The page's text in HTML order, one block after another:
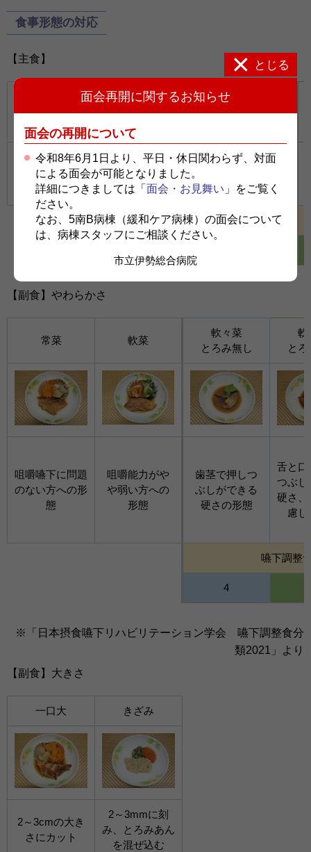
面会再開に関するお知らせ
とじる
面会の再開について
令和8年6月1日より、平日・休日関わらず、対面
による面会が可能となりました。
詳細につきましては「 面会・お見舞い 」をご覧く
ださい。
なお、5南B病棟（緩和ケア病棟）の面会について
は、病棟スタッフにご相談ください。
市立伊勢総合病院
食事形態の対応
【主食】
ご飯 軟飯 全粥 5分粥
【副食】やわらかさ
常菜 軟菜
軟々菜
とろみ無し
軟
と
咀嚼嚥下に問題
のない方への形
態
咀嚼能力がや
や弱い方への
形態
歯茎で押しつ
ぶしができる
硬さの形態
舌と口
つぶ
硬さ、
慮
嚥下調整
4
※「日本摂食嚥下リハビリテーション学会 嚥下調整食分
類2021」より
【副食】大きさ
一口大 きざみ
2～3cmの大き
さにカット
2～3mmに刻
み、とろみあん
を混ぜ込む